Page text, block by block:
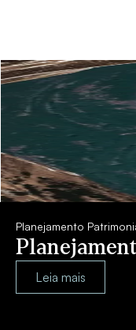
Planejamento
Leia mais